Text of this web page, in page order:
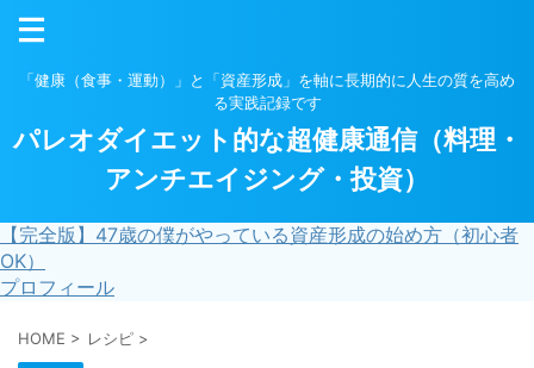
「健康（食事・運動）」と「資産形成」を軸に長期的に人生の質を高め
る実践記録です
パレオダイエット的な超健康通信（料理・
アンチエイジング・投資）
【完全版】47歳の僕がやっている資産形成の始め方（初心者
OK）
プロフィール
HOME > レシピ >